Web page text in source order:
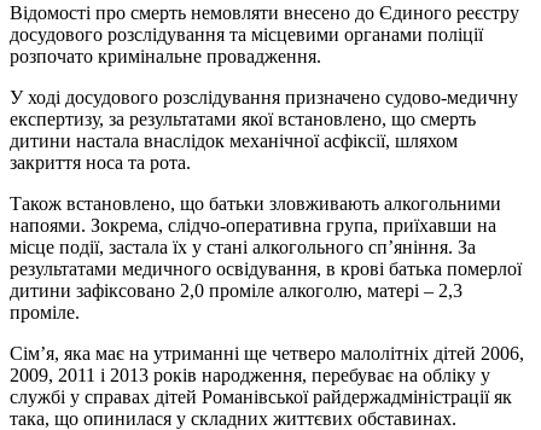
Відомості про смерть немовляти внесено до Єдиного реєстру
досудового розслідування та місцевими органами поліції
розпочато кримінальне провадження.
У ході досудового розслідування призначено судово-медичну
експертизу, за результатами якої встановлено, що смерть
дитини настала внаслідок механічної асфіксії, шляхом
закриття носа та рота.
Також встановлено, що батьки зловживають алкогольними
напоями. Зокрема, слідчо-оперативна група, приїхавши на
місце події, застала їх у стані алкогольного сп’яніння. За
результатами медичного освідування, в крові батька померлої
дитини зафіксовано 2,0 проміле алкоголю, матері – 2,3
проміле.
Сім’я, яка має на утриманні ще четверо малолітніх дітей 2006,
2009, 2011 і 2013 років народження, перебуває на обліку у
службі у справах дітей Романівської райдержадміністрації як
така, що опинилася у складних життєвих обставинах.